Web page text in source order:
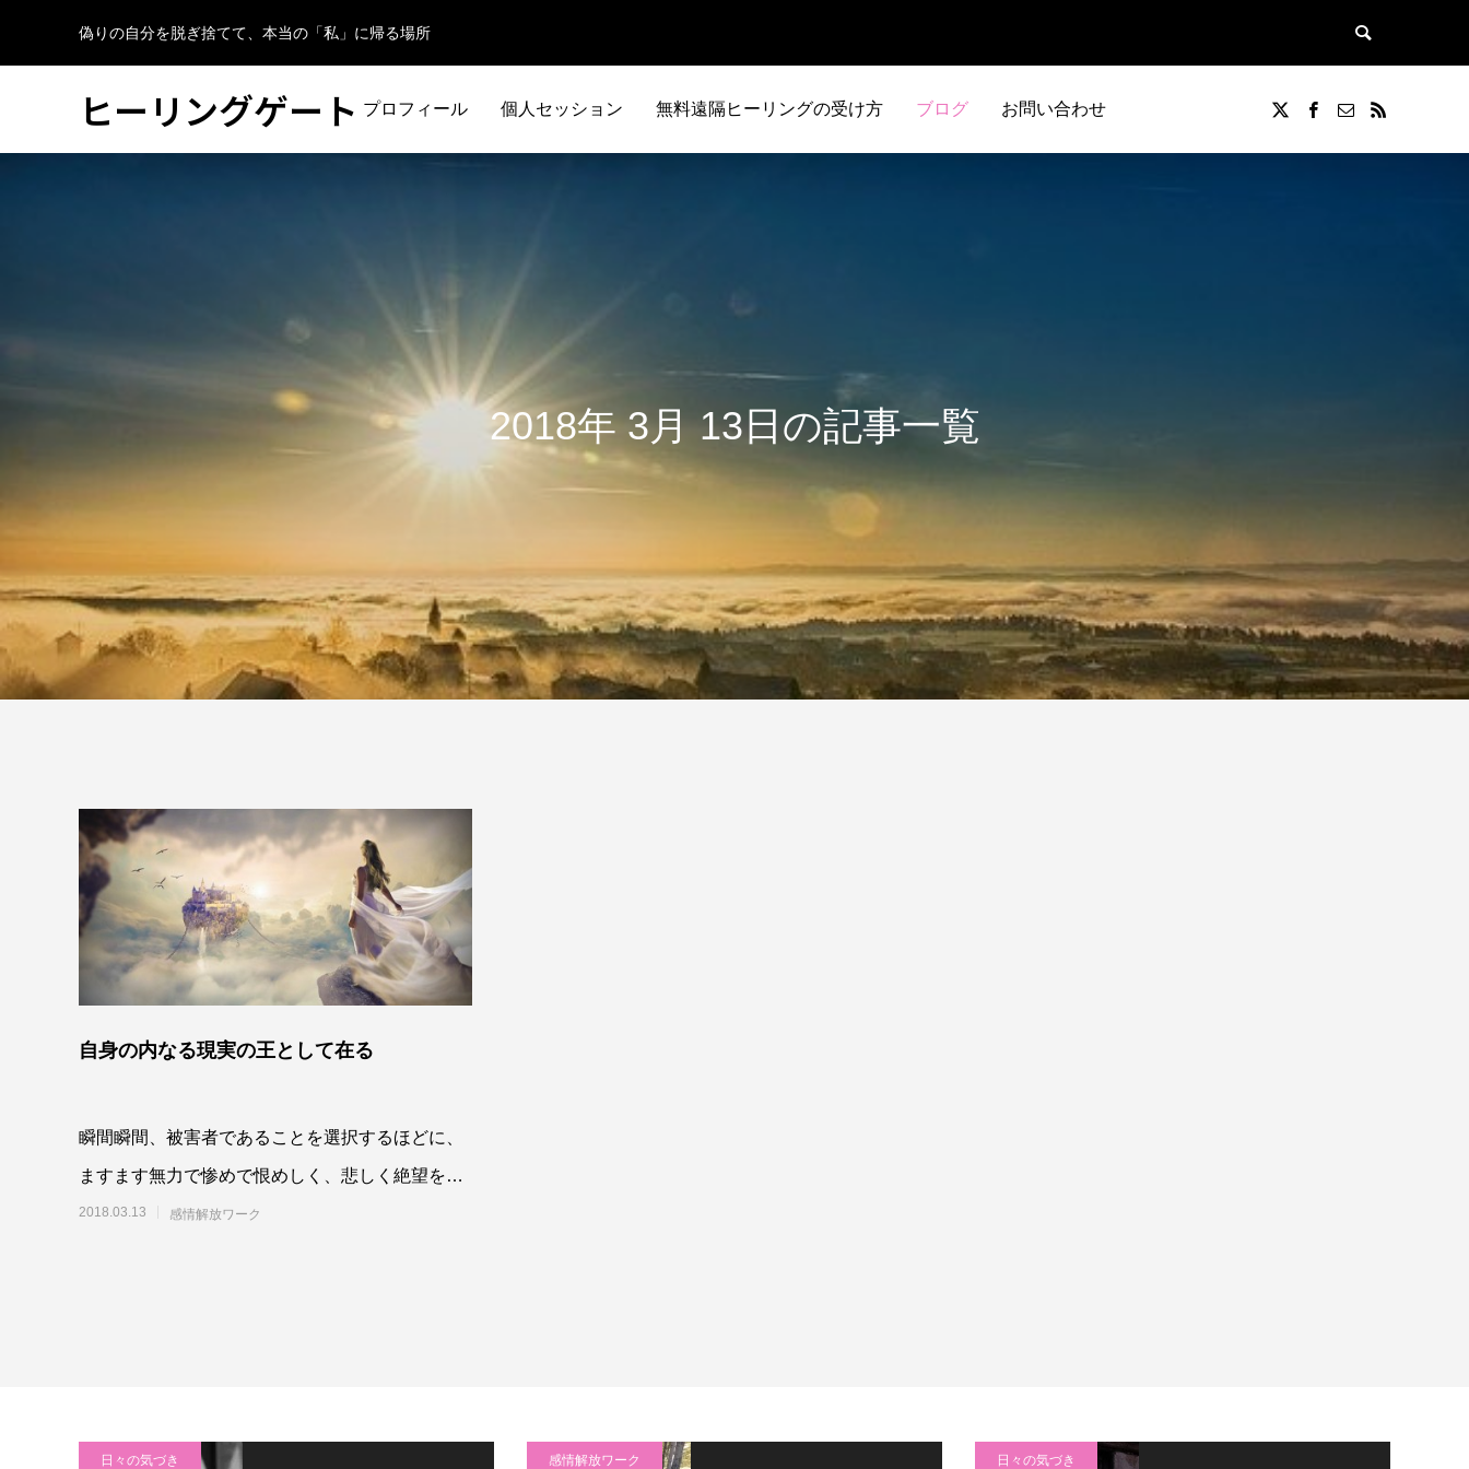
偽りの自分を脱ぎ捨てて、本当の「私」に帰る場所
ヒーリングゲート プロフィール 個人セッション 無料遠隔ヒーリングの受け方 ブログ お問い合わせ
2018年 3月 13日の記事一覧
自身の内なる現実の王として在る
瞬間瞬間、被害者であることを選択するほどに、
ますます無力で惨めで恨めしく、悲しく絶望を味
わうでしょう。自身の現実を創造するパワーを、
2018.03.13 感情解放ワーク
日々の気づき 感情解放ワーク 日々の気づき